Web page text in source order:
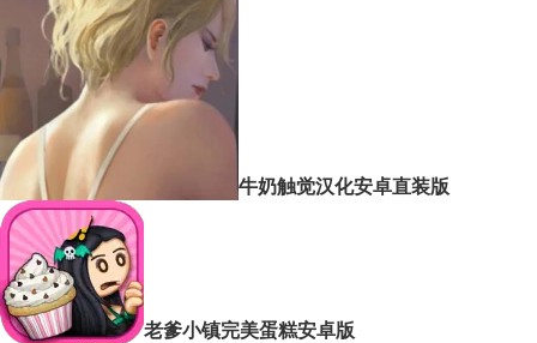
牛奶触觉汉化安卓直装版
老爹小镇完美蛋糕安卓版